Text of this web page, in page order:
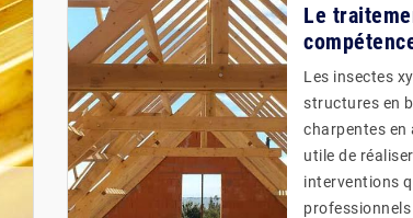
Le
Les insectes
structures en
charpentes en
utile de
interventions